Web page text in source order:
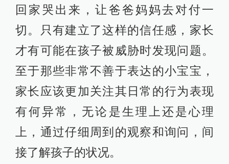
回家哭出来，让爸爸妈妈去对付一
切。只有建立了这样的信任感，家长
才有可能在孩子被威胁时发现问题。
至于那些非常不善于表达的小宝宝，
家长应该更加关注其日常的行为表现
有何异常，无论是生理上还是心理
上，通过仔细周到的观察和询问，间
接了解孩子的状况。